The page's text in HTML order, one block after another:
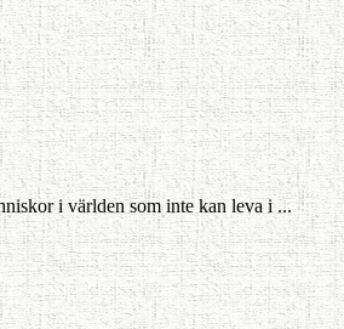
i världen som inte kan leva i ...